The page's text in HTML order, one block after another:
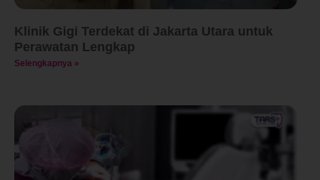
Klinik Gigi Terdekat di Jakarta Utara untuk
Perawatan Lengkap
Selengkapnya »